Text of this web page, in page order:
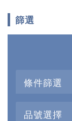
篩選
條件篩選
品號選擇